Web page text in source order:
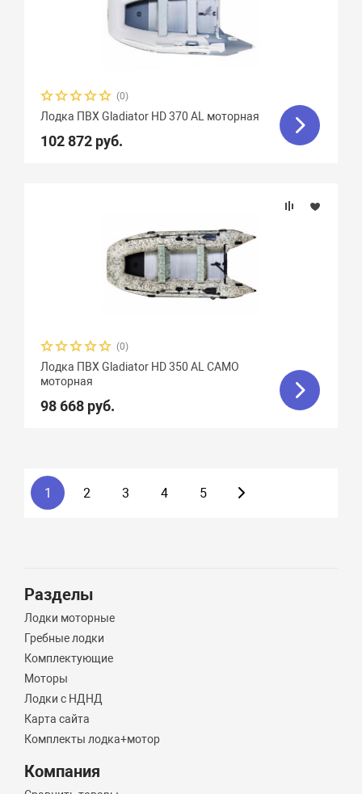
(0)
Лодка ПВХ Gladiator HD 370 AL моторная
102 872 руб.
(0)
Лодка ПВХ Gladiator HD 350 AL CAMO
моторная
98 668 руб.
1 2 3 4 5
Разделы
Лодки моторные
Гребные лодки
Комплектующие
Моторы
Лодки с НДНД
Карта сайта
Комплекты лодка+мотор
Компания